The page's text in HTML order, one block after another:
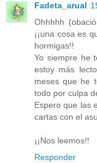
Fadeta_arual
Ohhhhh
¡¡una cosa es
hormigas!!
Yo siempre he
estoy más
meses que he
todo por culpa
Espero que las
cartas con el
¡¡Nos leemos!!
Responder